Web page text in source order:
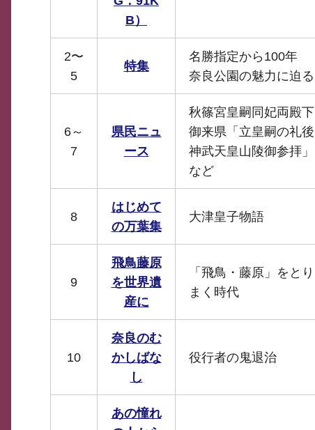
B）
2〜
5
特集
名勝指定から100年
奈良公園の魅力に迫る
6～
7
県民ニュ
ース
秋篠宮皇嗣同妃両殿下
御来県「立皇嗣の礼後
神武天皇山陵御参拝」
など
8
はじめて
の万葉集
大津皇子物語
9
飛鳥藤原
を世界遺
産に
「飛鳥・藤原」をとり
まく時代
10
奈良のむ
かしばな
し
役行者の鬼退治
あの憧れ